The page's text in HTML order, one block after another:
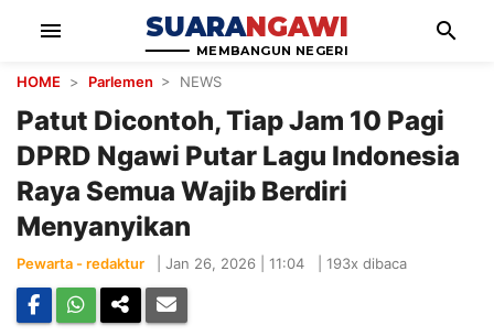
menu SUARANGAWI
MEMBANGUN NEGERI
search
HOME > Parlemen > NEWS
Patut Dicontoh, Tiap Jam 10 Pagi
DPRD Ngawi Putar Lagu Indonesia
Raya Semua Wajib Berdiri
Menyanyikan
Pewarta - redaktur Jan 26, 2026 | 11:04 193x dibaca